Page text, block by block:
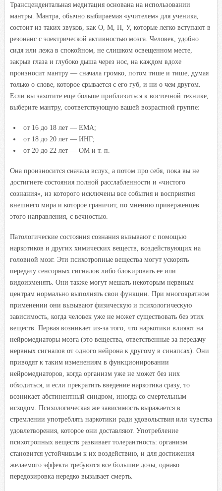
Трансцендентальная медитация основана на использовании
мантры. Мантра, обычно выбираемая «учителем» для ученика,
состоит из таких звуков, как О, М, Н, У, которые легко вступают в
резонанс с электрической активностью мозга. Человек, удобно
сидя или лежа в спокойном, не слишком освещенном месте,
закрыв глаза и глубоко дыша через нос, на каждом вдохе
произносит мантру — сначала громко, потом тише и тише, думая
только о слове, которое срывается с его губ, и ни о чем другом.
Если вы захотите еще больше приблизиться к восточной технике,
выберите мантру, соответствующую вашей возрастной группе:
от 16 до 18 лет — ЕМА;
от 18 до 20 лет — ИНГ;
от 20 до 22 лет — ОМ и т. п.
Она произносится сначала вслух, а потом про себя, пока вы не
достигнете состояния полной расслабленности и «чистого
сознания», из которого исключены все события и восприятия
внешнего мира и которое граничит, по мнению приверженцев
этого направления, с вечностью.
Патологические состояния сознания вызывают с помощью
наркотиков и других химических веществ, воздействующих на
головной мозг. Эти психотропные вещества могут ускорять
передачу сенсорных сигналов либо блокировать ее или
видоизменять. Они также могут мешать некоторым нервным
центрам нормально выполнять свои функции. При многократном
применении они вызывают физическую и психологическую
зависимость, когда человек уже не может существовать без этих
веществ. Первая возникает из-за того, что наркотики влияют на
нейромедиаторы мозга (это вещества, ответственные за передачу
нервных сигналов от одного нейрона к другому в синапсах). Они
приводят к таким изменениям в функционировании
нейромедиаторов, когда организм уже не может без них
обходиться, и если прекратить введение наркотика сразу, то
возникает абстинентный синдром, иногда со смертельным
исходом. Психологическая же зависимость выражается в
стремлении употреблять наркотики ради удовольствия или чувства
удовлетворения, которое они доставляют. Употребление
психотропных веществ развивает толерантность: организм
становится устойчивым к их воздействию, и для достижения
желаемого эффекта требуются все большие дозы, однако
передозировка нередко вызывает смерть.